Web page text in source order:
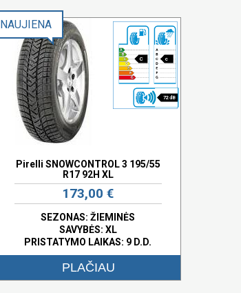
C c
72 dB
NAUJIENA
Pirelli SNOWCONTROL 3 195/55
R17 92H XL
173,00 €
SEZONAS: ŽIEMINĖS
SAVYBĖS: XL
PRISTATYMO LAIKAS: 9 D.D.
PLAČIAU